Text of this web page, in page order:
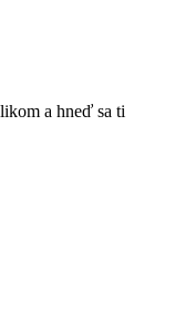
a hneď sa ti